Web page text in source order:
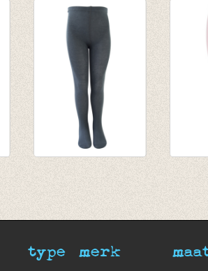
type merk